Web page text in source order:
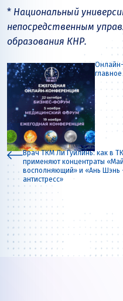
* Национальный
непосредственным
образования КНР.
Врач ТКМ Ли Гуйлинь: как в
применяют концентраты
восполняющий» и «Ань Шэнь
антистресс»